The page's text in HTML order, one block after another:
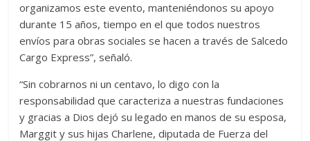
organizamos este evento, manteniéndonos su apoyo
durante 15 años, tiempo en el que todos nuestros
envíos para obras sociales se hacen a través de Salcedo
Cargo Express”, señaló.
“Sin cobrarnos ni un centavo, lo digo con la
responsabilidad que caracteriza a nuestras fundaciones
y gracias a Dios dejó su legado en manos de su esposa,
Marggit y sus hijas Charlene, diputada de Fuerza del